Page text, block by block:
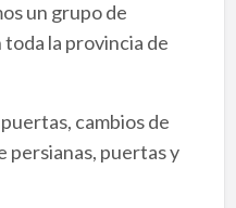
un grupo de
la provincia de
cambios de
persianas, puertas y